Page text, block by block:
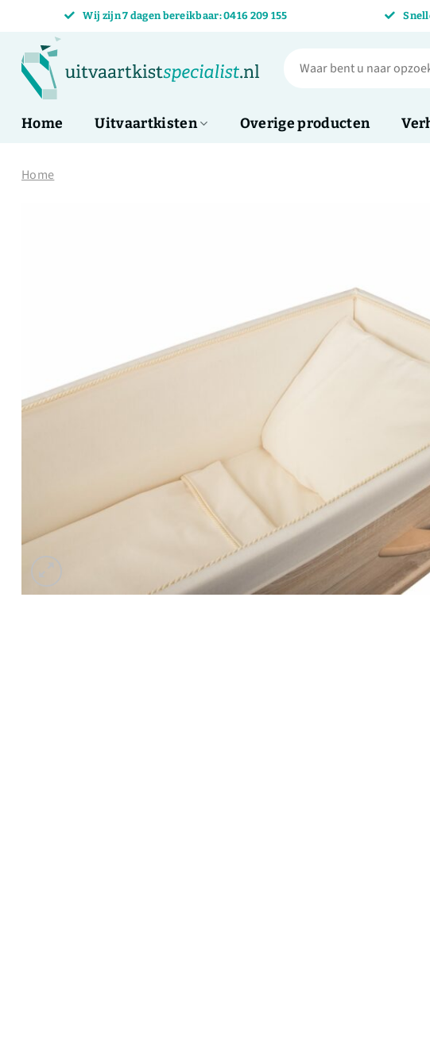
Wij zijn 7 dagen bereikbaar: 0416 209 155
naar:
Home Uitvaartkisten Overige producten
Home